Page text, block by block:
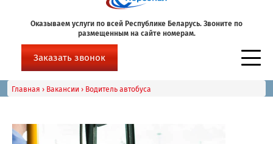
Оказываем услуги по всей Республике Беларусь. Звоните по
размещенным на сайте номерам.
Заказать звонок
Главная › Вакансии › Водитель автобуса